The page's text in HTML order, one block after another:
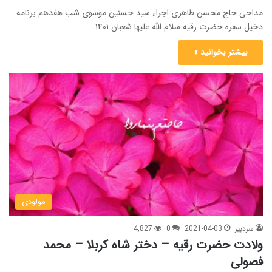
مداحی حاج محسن طاهری اجراء سید حسنین موسوی شب هفدهم برنامه
دخیل سفره حضرت رقیه سلام الله علیها شعبان ۱۴۰۱…
بیشتر بخوانید »
مولودی
سردبیر 2021-04-03
0
4,827
ولادت حضرت رقیه – دختر شاه کربلا – محمد
فصولی